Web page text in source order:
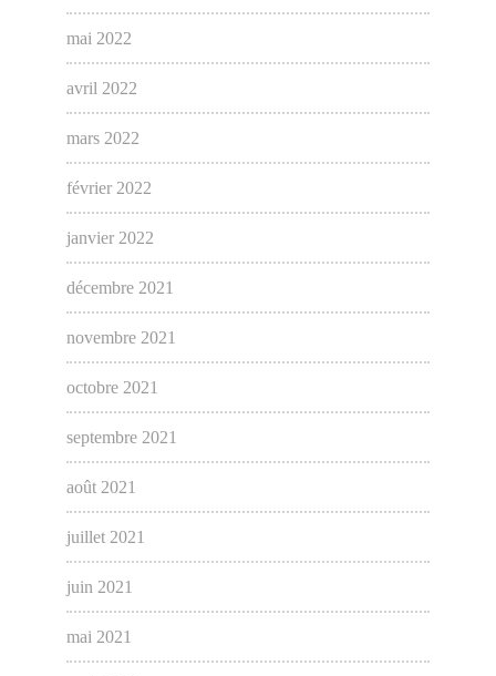
mai 2022
avril 2022
mars 2022
février 2022
janvier 2022
décembre 2021
novembre 2021
octobre 2021
septembre 2021
août 2021
juillet 2021
juin 2021
mai 2021